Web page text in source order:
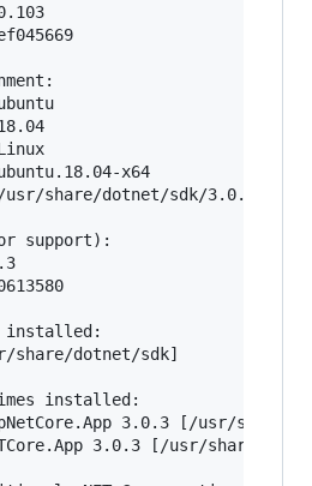
x64
share/dotnet/sdk/3.0.103/
support):
installed:
share/dotnet/sdk]
installed:
3.0.3 [/usr/share/
3.0.3 [/usr/share/